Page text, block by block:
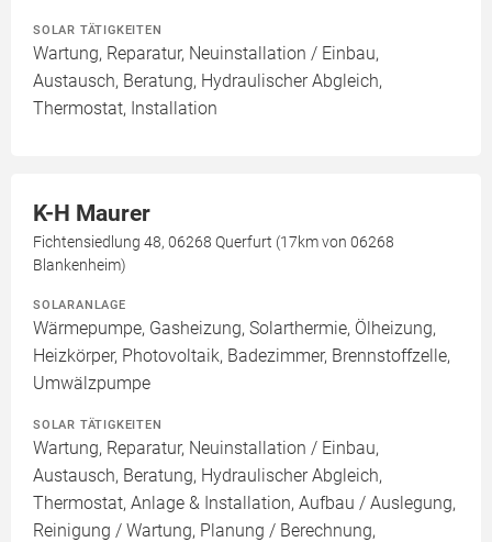
SOLAR TÄTIGKEITEN
Wartung, Reparatur, Neuinstallation / Einbau,
Austausch, Beratung, Hydraulischer Abgleich,
Thermostat, Installation
K-H Maurer
Fichtensiedlung 48, 06268 Querfurt (17km von 06268
Blankenheim)
SOLARANLAGE
Wärmepumpe, Gasheizung, Solarthermie, Ölheizung,
Heizkörper, Photovoltaik, Badezimmer, Brennstoffzelle,
Umwälzpumpe
SOLAR TÄTIGKEITEN
Wartung, Reparatur, Neuinstallation / Einbau,
Austausch, Beratung, Hydraulischer Abgleich,
Thermostat, Anlage & Installation, Aufbau / Auslegung,
Reinigung / Wartung, Planung / Berechnung,